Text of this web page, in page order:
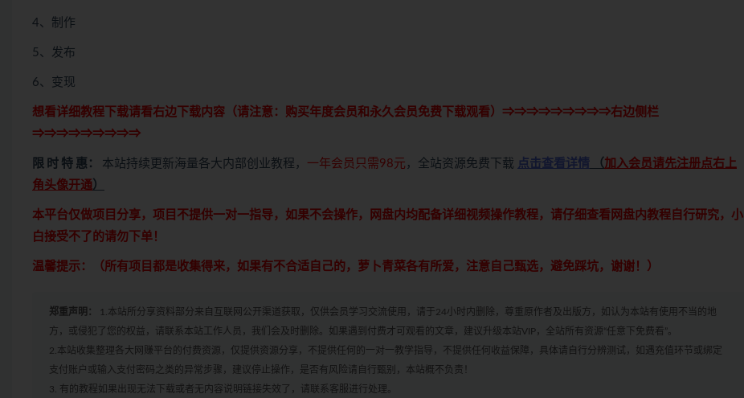
4、制作
5、发布
6、变现
想看详细教程下载请看右边下载内容（请注意： 购买年度会员和永久会员免费下载观看）⇒⇒⇒⇒⇒⇒⇒⇒⇒右边侧栏
⇒⇒⇒⇒⇒⇒⇒⇒⇒
限 时 特 惠： 本站持续更新海量各大内部创业教程， 一年会员只需98元 ，全站资源免费下载 点击查看详情 （加入会员请先注册点右上
角头像开通）
本平台仅做项目分享，项目不提供一对一指导，如果不会操作，网盘内均配备详细视频操作教程，请仔细查看网盘内教程自行研究，小
白接受不了的请勿下单！
温馨提示：（所有项目都是收集得来，如果有不合适自己的，萝卜青菜各有所爱，注意自己甄选，避免踩坑，谢谢！）
郑重声明：
1.本站所分享资料部分来自互联网公开渠道获取，仅供会员学习交流使用，请于24小时内删除，尊重原作者及出版方，如认为本站有使用不当的地
方，或侵犯了您的权益，请联系本站工作人员，我们会及时删除。如果遇到付费才可观看的文章，建议升级本站VIP，全站所有资源“任意下免费看”。
2.本站收集整理各大网赚平台的付费资源，仅提供资源分享，不提供任何的一对一教学指导，不提供任何收益保障，具体请自行分辨测试，如遇充值环节或绑定
支付账户或输入支付密码之类的异常步骤，建议停止操作，是否有风险请自行甄别，本站概不负责！
3. 有的教程如果出现无法下载或者无内容说明链接失效了，请联系客服进行处理。